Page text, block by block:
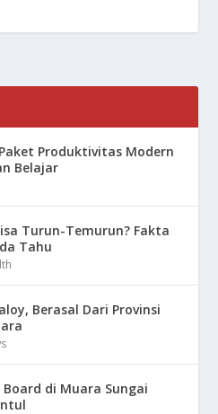
Produktivitas Modern
Belajar
Turun-Temurun? Fakta
Tahu
Berasal Dari Provinsi
Board di Muara Sungai